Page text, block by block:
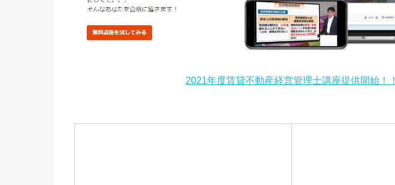
2021年度賃貸不動産経営管理士講座提供開始！！